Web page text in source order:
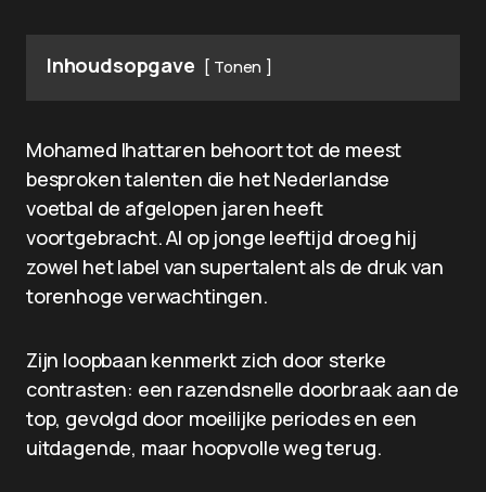
Inhoudsopgave Tonen
Mohamed Ihattaren behoort tot de meest
besproken talenten die het Nederlandse
voetbal de afgelopen jaren heeft
voortgebracht. Al op jonge leeftijd droeg hij
zowel het label van supertalent als de druk van
torenhoge verwachtingen.
Zijn loopbaan kenmerkt zich door sterke
contrasten: een razendsnelle doorbraak aan de
top, gevolgd door moeilijke periodes en een
uitdagende, maar hoopvolle weg terug.